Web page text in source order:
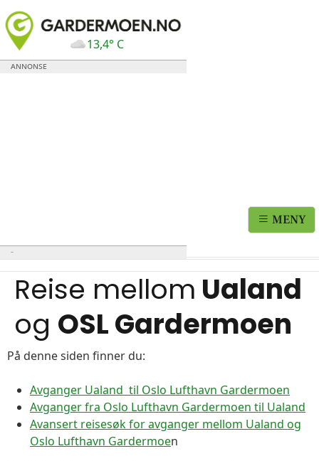
13,4° C
MENY
Reise mellom Ualand
og OSL Gardermoen
På denne siden finner du:
Avganger Ualand til Oslo Lufthavn Gardermoen
Avganger fra Oslo Lufthavn Gardermoen til Ualand
Avansert reisesøk for avganger mellom Ualand og
Oslo Lufthavn Gardermoen